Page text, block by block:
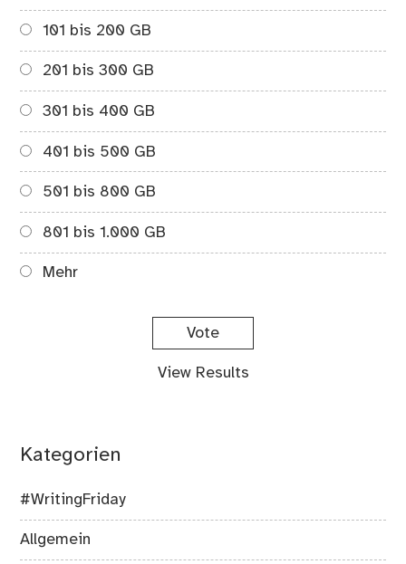
101 bis 200 GB
201 bis 300 GB
301 bis 400 GB
401 bis 500 GB
501 bis 800 GB
801 bis 1.000 GB
Mehr
View Results
Kategorien
#WritingFriday
Allgemein